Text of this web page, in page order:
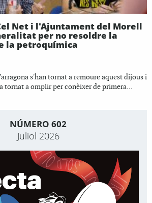
Net i l'Ajuntament del Morell
per no resoldre la
la petroquímica
s'han tornat a remoure aquest dijous i
tornat a omplir per conèixer de primera...
NÚMERO 602
Juliol 2026